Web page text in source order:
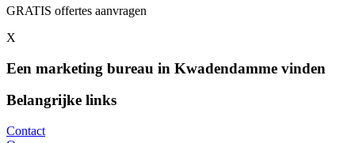
GRATIS offertes aanvragen
X
Een marketing bureau in Kwadendamme vinden
Belangrijke links
Contact